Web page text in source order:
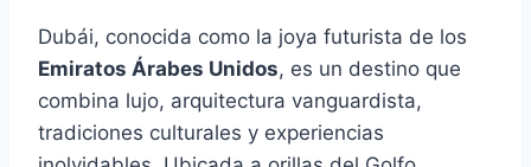
Dubái, conocida como la joya futurista de los
Emiratos Árabes Unidos, es un destino que
combina lujo, arquitectura vanguardista,
tradiciones culturales y experiencias